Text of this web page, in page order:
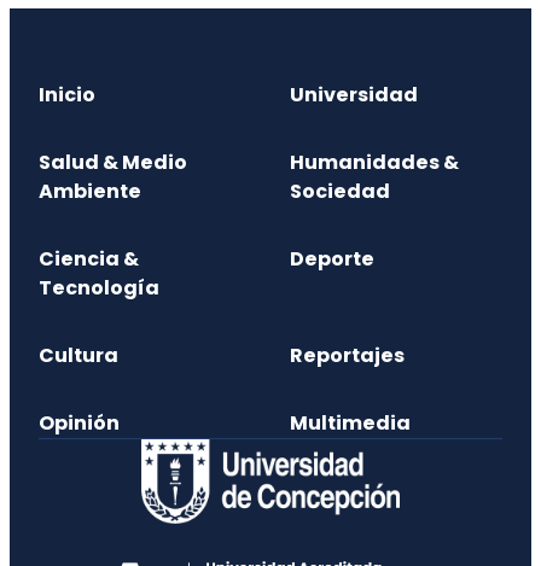
Inicio Universidad
Salud & Medio
Ambiente
Humanidades &
Sociedad
Ciencia &
Tecnología
Deporte
Cultura Reportajes
Opinión Multimedia